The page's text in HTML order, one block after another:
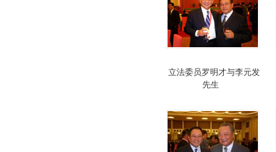
立法委员罗明才与李元发
先生